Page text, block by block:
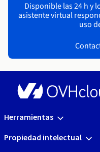
Disponible las 24 h y
asistente virtual
uso
Herramientas
Propiedad intelectual